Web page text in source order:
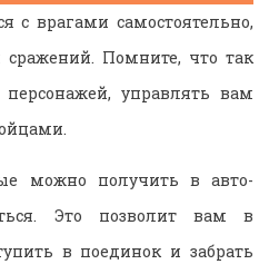
с врагами самостоятельно,
Помните, что так
управлять вам
можно получить в авто-
Это позволит вам в
в поединок и забрать